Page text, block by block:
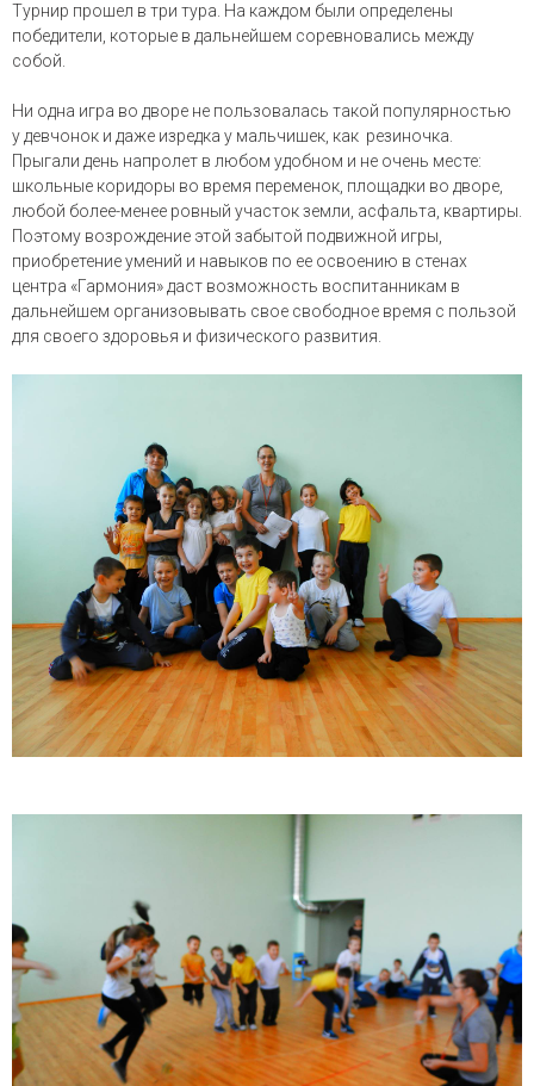
Турнир прошел в три тура. На каждом были определены
победители, которые в дальнейшем соревновались между
собой.
Ни одна игра во дворе не пользовалась такой популярностью
у девчонок и даже изредка у мальчишек, как резиночка.
Прыгали день напролет в любом удобном и не очень месте:
школьные коридоры во время переменок, площадки во дворе,
любой более-менее ровный участок земли, асфальта, квартиры.
Поэтому возрождение этой забытой подвижной игры,
приобретение умений и навыков по ее освоению в стенах
центра «Гармония» даст возможность воспитанникам в
дальнейшем организовывать свое свободное время с пользой
для своего здоровья и физического развития.